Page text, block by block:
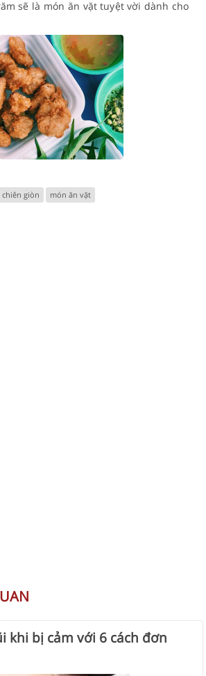
sẽ là món ăn vặt tuyệt vời dành cho
chiên giòn món ăn vặt
khi bị cảm với 6 cách đơn